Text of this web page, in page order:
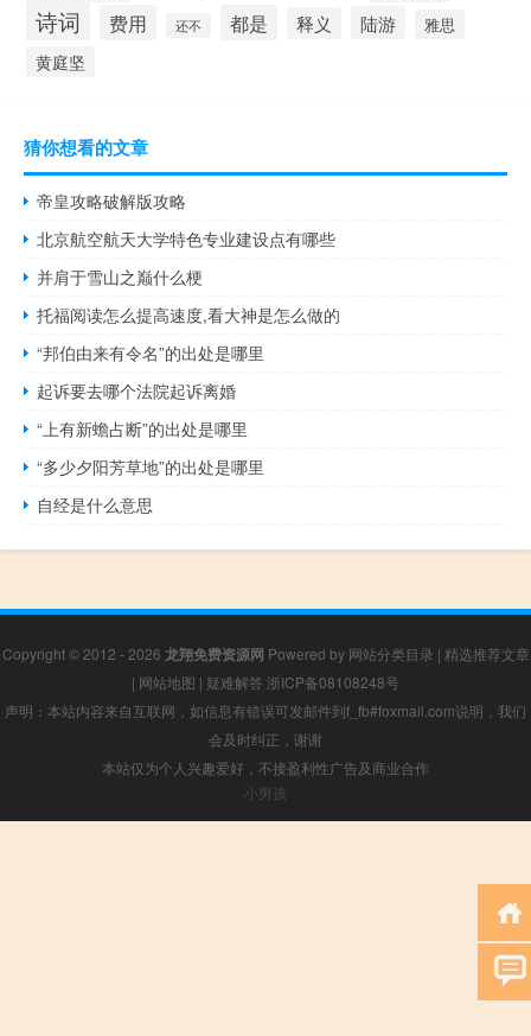
诗词 费用 还不 都是 释义 陆游 雅思
黄庭坚
猜你想看的文章
帝皇攻略破解版攻略
北京航空航天大学特色专业建设点有哪些
并肩于雪山之巅什么梗
托福阅读怎么提高速度,看大神是怎么做的
“邦伯由来有令名”的出处是哪里
起诉要去哪个法院起诉离婚
“上有新蟾占断”的出处是哪里
“多少夕阳芳草地”的出处是哪里
自经是什么意思
Copyright © 2012 - 2026 龙翔免费资源网 Powered by 网站分类目录 | 精选推荐文章
| 网站地图 | 疑难解答 浙ICP备08108248号
声明：本站内容来自互联网，如信息有错误可发邮件到f_fb#foxmail.com说明，我们
会及时纠正，谢谢
本站仅为个人兴趣爱好，不接盈利性广告及商业合作
小男孩